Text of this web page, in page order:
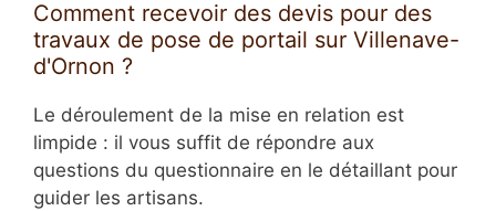
Comment recevoir des devis pour des
travaux de pose de portail sur Villenave-
d'Ornon ?
Le déroulement de la mise en relation est
limpide : il vous suffit de répondre aux
questions du questionnaire en le détaillant pour
guider les artisans.